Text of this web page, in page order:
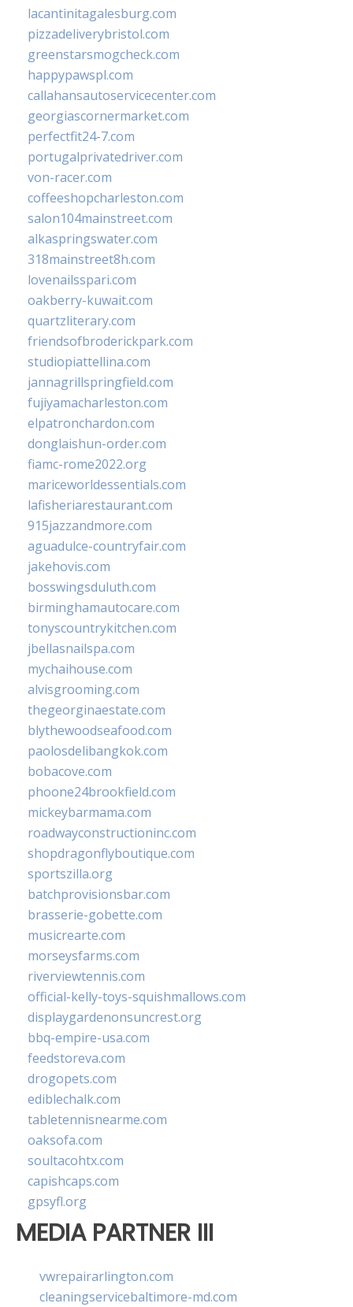
lacantinitagalesburg.com
pizzadeliverybristol.com
greenstarsmogcheck.com
happypawspl.com
callahansautoservicecenter.com
georgiascornermarket.com
perfectfit24-7.com
portugalprivatedriver.com
von-racer.com
coffeeshopcharleston.com
salon104mainstreet.com
alkaspringswater.com
318mainstreet8h.com
lovenailsspari.com
oakberry-kuwait.com
quartzliterary.com
friendsofbroderickpark.com
studiopiattellina.com
jannagrillspringfield.com
fujiyamacharleston.com
elpatronchardon.com
donglaishun-order.com
fiamc-rome2022.org
mariceworldessentials.com
lafisheriarestaurant.com
915jazzandmore.com
aguadulce-countryfair.com
jakehovis.com
bosswingsduluth.com
birminghamautocare.com
tonyscountrykitchen.com
jbellasnailspa.com
mychaihouse.com
alvisgrooming.com
thegeorginaestate.com
blythewoodseafood.com
paolosdelibangkok.com
bobacove.com
phoone24brookfield.com
mickeybarmama.com
roadwayconstructioninc.com
shopdragonflyboutique.com
sportszilla.org
batchprovisionsbar.com
brasserie-gobette.com
musicrearte.com
morseysfarms.com
riverviewtennis.com
official-kelly-toys-squishmallows.com
displaygardenonsuncrest.org
bbq-empire-usa.com
feedstoreva.com
drogopets.com
ediblechalk.com
tabletennisnearme.com
oaksofa.com
soultacohtx.com
capishcaps.com
gpsyfl.org
MEDIA PARTNER III
vwrepairarlington.com
cleaningservicebaltimore-md.com